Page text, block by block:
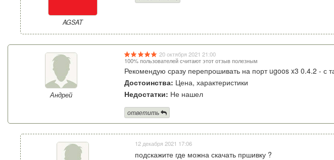
AGSAT
Андрей
20 октября 2021 21:00
100% пользователей считают этот отзыв полезным
Рекомендую сразу перепрошивать на порт ugoos x3 0.4.2 - с
Достоинства: Цена, характеристики
Недостатки: Не нашел
ответить
12 декабря 2021 17:06
подскажите где можна скачать пршивку ?